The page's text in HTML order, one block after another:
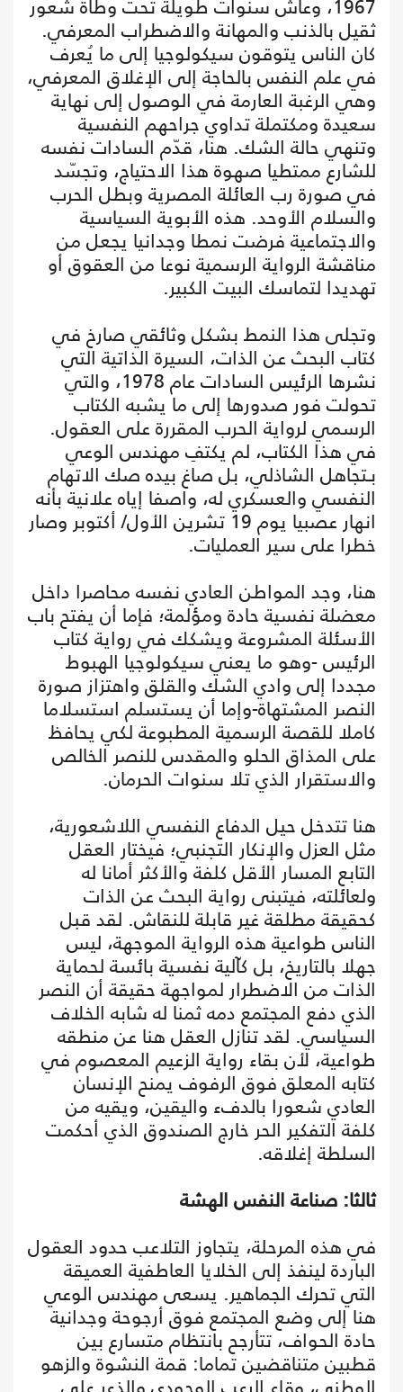
1967، وعاش سنوات طويلة تحت وطأة شعور
ثقيل بالذنب والمهانة والاضطراب المعرفي.
كان الناس يتوقون سيكولوجيا إلى ما يُعرف
في علم النفس بالحاجة إلى الإغلاق المعرفي،
وهي الرغبة العارمة في الوصول إلى نهاية
سعيدة ومكتملة تداوي جراحهم النفسية
وتنهي حالة الشك. هنا، قدّم السادات نفسه
للشارع ممتطيا صهوة هذا الاحتياج، وتجسّد
في صورة رب العائلة المصرية وبطل الحرب
والسلام الأوحد. هذه الأبوية السياسية
والاجتماعية فرضت نمطا وجدانيا يجعل من
مناقشة الرواية الرسمية نوعا من العقوق أو
تهديدا لتماسك البيت الكبير.
وتجلى هذا النمط بشكل وثائقي صارخ في
كتاب البحث عن الذات، السيرة الذاتية التي
نشرها الرئيس السادات عام 1978، والتي
تحولت فور صدورها إلى ما يشبه الكتاب
الرسمي لرواية الحرب المقررة على العقول.
في هذا الكتاب، لم يكتفِ مهندس الوعي
بـتجاهل الشاذلي، بل صاغ بيده صك الاتهام
النفسي والعسكري له، واصفا إياه علانية بأنه
انهار عصبيا يوم 19 تشرين الأول/ أكتوبر وصار
خطرا على سير العمليات.
هنا، وجد المواطن العادي نفسه محاصرا داخل
معضلة نفسية حادة ومؤلمة؛ فإما أن يفتح باب
الأسئلة المشروعة ويشكك في رواية كتاب
الرئيس -وهو ما يعني سيكولوجيا الهبوط
مجددا إلى وادي الشك والقلق واهتزاز صورة
النصر المشتهاة-وإما أن يستسلم استسلاما
كاملا للقصة الرسمية المطبوعة لكي يحافظ
على المذاق الحلو والمقدس للنصر الخالص
والاستقرار الذي تلا سنوات الحرمان.
هنا تتدخل حيل الدفاع النفسي اللاشعورية،
مثل العزل والإنكار التجنبي؛ فيختار العقل
التابع المسار الأقل كلفة والأكثر أمانا له
ولعائلته، فيتبنى رواية البحث عن الذات
كحقيقة مطلقة غير قابلة للنقاش. لقد قبل
الناس طواعية هذه الرواية الموجهة، ليس
جهلا بالتاريخ، بل كآلية نفسية بائسة لحماية
الذات من الاضطرار لمواجهة حقيقة أن النصر
الذي دفع المجتمع دمه ثمنا له شابه الخلاف
السياسي. لقد تنازل العقل هنا عن منطقه
طواعية، لأن بقاء رواية الزعيم المعصوم في
كتابه المعلق فوق الرفوف يمنح الإنسان
العادي شعورا بالدفء واليقين، ويقيه من
كلفة التفكير الحر خارج الصندوق الذي أحكمت
السلطة إغلاقه.
ثالثا: صناعة النفس الهشة
في هذه المرحلة، يتجاوز التلاعب حدود العقول
الباردة لينفذ إلى الخلايا العاطفية العميقة
التي تحرك الجماهير. يسعى مهندس الوعي
هنا إلى وضع المجتمع فوق أرجوحة وجدانية
حادة الحواف، تتأرجح بانتظام متسارع بين
قطبين متناقضين تماما: قمة النشوة والزهو